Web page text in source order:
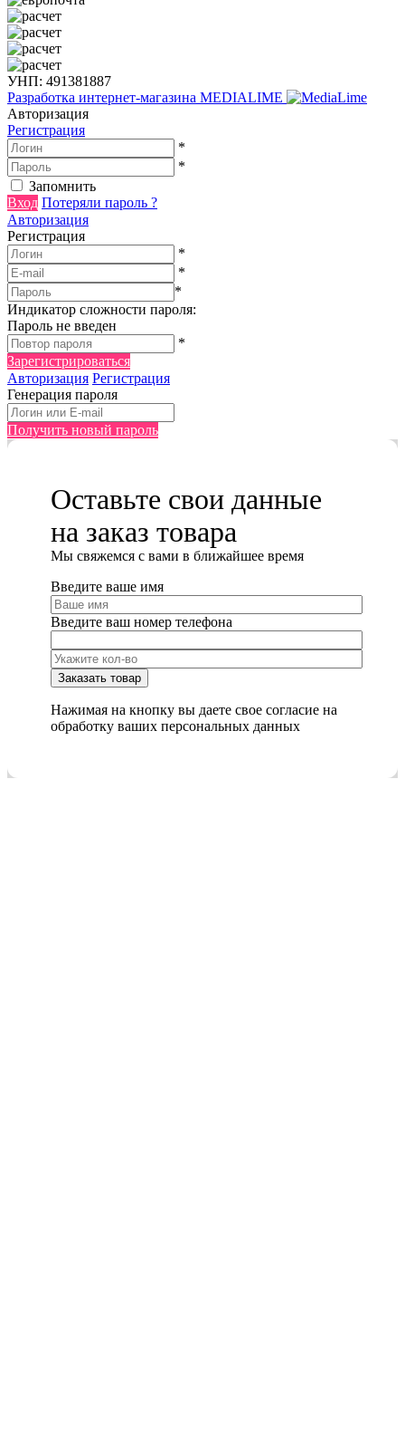
УНП: 491381887
Разработка интернет-магазина MEDIALIME
Авторизация
Регистрация
*
*
Запомнить
Вход Потеряли пароль ?
Авторизация
Регистрация
*
*
*
Индикатор сложности пароля:
Пароль не введен
*
Зарегистрироваться
Авторизация Регистрация
Генерация пароля
Получить новый пароль
Оставьте свои данные
на заказ товара
Мы cвяжемся с вами в ближайшее время
Введите ваше имя
Введите ваш номер телефона
Нажимая на кнопку вы даете свое согласие на
обработку ваших персональных данных